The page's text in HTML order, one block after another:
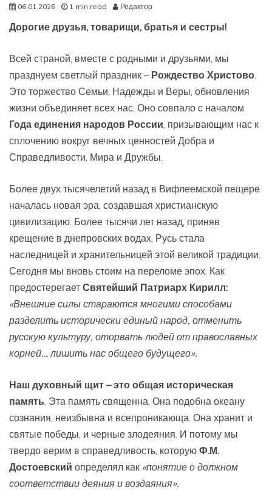
06.01.2026 1 min read Редактор
Дорогие друзья, товарищи, братья и сестры!
Всей страной, вместе с родными и друзьями, мы
празднуем светлый праздник – Рождество Христово
Это торжество Семьи, Надежды и Веры, обновления
жизни объединяет всех нас. Оно совпало с началом
Года единения народов России , призывающим нас к
сплочению вокруг вечных ценностей Добра и
Справедливости, Мира и Дружбы.
Более двух тысячелетий назад в Вифлеемской пещере
началась новая эра, создавшая христианскую
цивилизацию. Более тысячи лет назад, приняв
крещение в днепровских водах, Русь стала
наследницей и хранительницей этой великой традиции.
Сегодня мы вновь стоим на переломе эпох. Как
предостерегает Святейший Патриарх Кирилл:
«Внешние силы стараются многими способами
разделить исторически единый народ, отменить
русскую культуру, оторвать людей от православных
корней… лишить нас общего будущего».
Наш духовный щит – это общая историческая
память . Эта память священна. Она подобна океану
сознания, неизбывна и всепроникающа. Она хранит и
святые победы, и черные злодеяния. И потому мы
твердо верим в справедливость, которую Ф.М.
Достоевский определял как «понятие о должном
соответствии деяния и воздаяния».